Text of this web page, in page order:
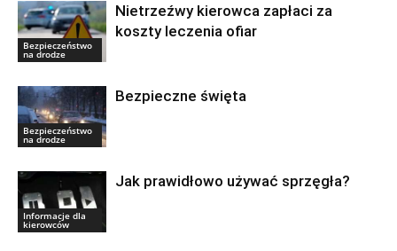
Bezpieczeństwo
na drodze
Nietrzeźwy kierowca zapłaci za
koszty leczenia ofiar
Bezpieczeństwo
na drodze
Bezpieczne święta
Informacje dla
kierowców
Jak prawidłowo używać sprzęgła?